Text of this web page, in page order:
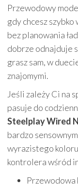
Przewodowy
gdy chcesz
bez planowania
dobrze odnajduje
grasz sam, w
znajomymi.
Jeśli zależy Ci na
pasuje do
Steelplay Wired
bardzo
wyrazistego
kontrolera wśród
Przewodowa